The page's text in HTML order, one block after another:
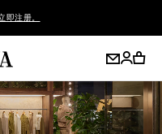
即注册。